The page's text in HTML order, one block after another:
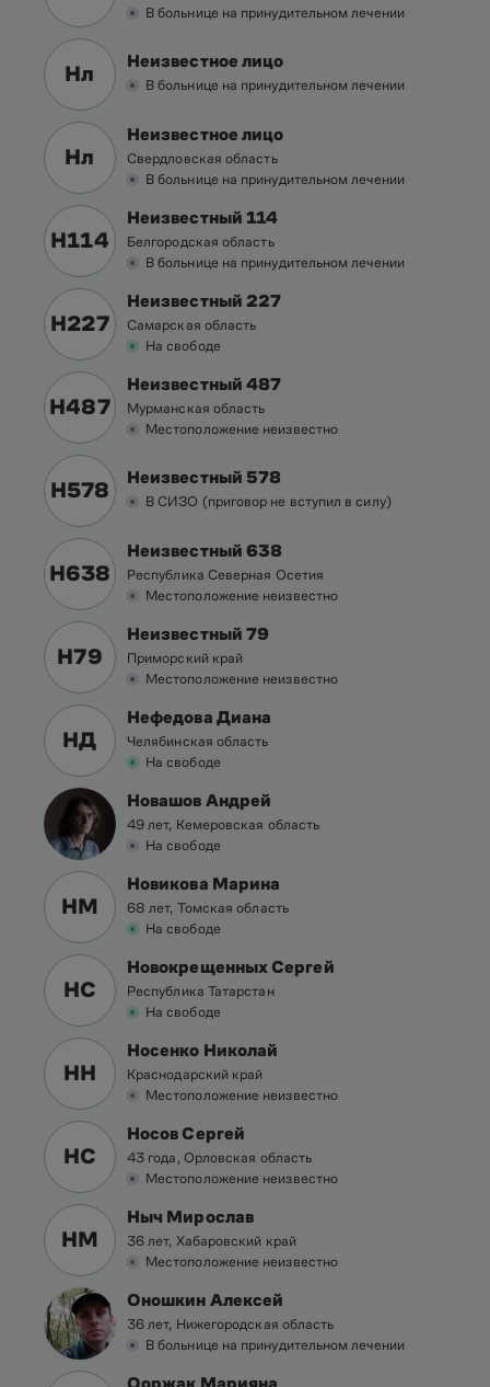
В больнице на принудительном лечении
Нл Неизвестное лицо
В больнице на принудительном лечении
Нл
Неизвестное лицо
Свердловская область
В больнице на принудительном лечении
Н114
Неизвестный 114
Белгородская область
В больнице на принудительном лечении
Н227
Неизвестный 227
Самарская область
На свободе
Н487
Неизвестный 487
Мурманская область
Местоположение неизвестно
Н578 Неизвестный 578
В СИЗО (приговор не вступил в силу)
Н638
Неизвестный 638
Республика Северная Осетия
Местоположение неизвестно
Н79
Неизвестный 79
Приморский край
Местоположение неизвестно
НД
Нефедова Диана
Челябинская область
На свободе
Новашов Андрей
49 лет, Кемеровская область
На свободе
НМ
Новикова Марина
68 лет, Томская область
На свободе
НС
Новокрещенных Сергей
Республика Татарстан
На свободе
НН
Носенко Николай
Краснодарский край
Местоположение неизвестно
НС
Носов Сергей
43 года, Орловская область
Местоположение неизвестно
НМ
Ныч Мирослав
36 лет, Хабаровский край
Местоположение неизвестно
Оношкин Алексей
36 лет, Нижегородская область
В больнице на принудительном лечении